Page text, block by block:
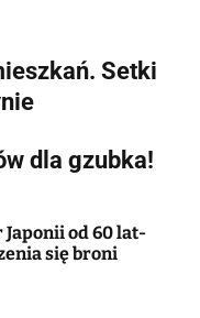
Setki
dla gzubka!
od 60 lat-
się broni